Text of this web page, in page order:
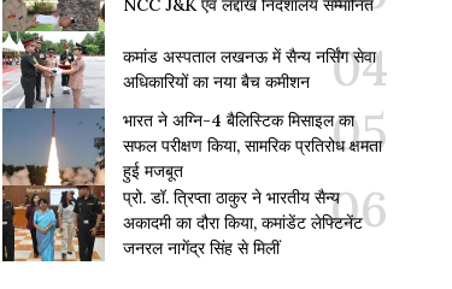
NCC J&K एवं लद्दाख निदेशालय सम्मानित
कमांड अस्पताल लखनऊ में सैन्य नर्सिंग सेवा
अधिकारियों का नया बैच कमीशन
भारत ने अग्नि-4 बैलिस्टिक मिसाइल का
सफल परीक्षण किया, सामरिक प्रतिरोध क्षमता
हुई मजबूत
प्रो. डॉ. त्रिप्ता ठाकुर ने भारतीय सैन्य
अकादमी का दौरा किया, कमांडेंट लेफ्टिनेंट
जनरल नागेंद्र सिंह से मिलीं